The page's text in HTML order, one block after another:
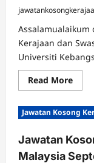
Assalamualaikum
Kerajaan dan
Universiti
Read MoreRead
more
2016
Jawatan Kosong
Jawatan
Malaysia